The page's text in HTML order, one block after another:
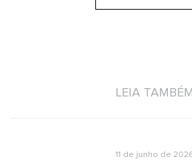
LEIA TAMBÉM
11 de junho de